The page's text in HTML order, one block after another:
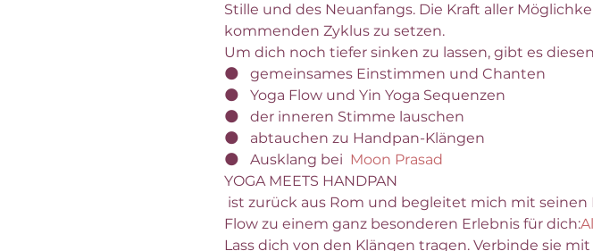
Stille und des Neuanfangs. Die Kraft aller
kommenden Zyklus zu setzen.
Um dich noch tiefer sinken zu lassen, gibt es
🌑   gemeinsames Einstimmen und Chanten
🌑   Yoga Flow und Yin Yoga Sequenzen
🌑   der inneren Stimme lauschen
🌑   abtauchen zu Handpan-Klängen
🌑   Ausklang bei Moon Prasad
YOGA MEETS HANDPAN
Flow zu einem ganz besonderen Erlebnis für dich:
Lass dich von den Klängen tragen. Verbinde sie